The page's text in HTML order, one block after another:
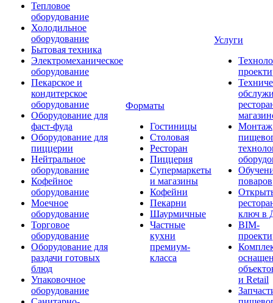
Тепловое
оборудование
Холодильное
оборудование
Бытовая техника
Электромеханическое
оборудование
Пекарское и
кондитерское
оборудование
Оборудование для
фаст-фуда
Оборудование для
пиццерии
Нейтральное
оборудование
Кофейное
оборудование
Моечное
оборудование
Торговое
оборудование
Оборудование для
раздачи готовых
блюд
Упаковочное
оборудование
Форматы
Гостиницы
Столовая
Ресторан
Пиццерия
Супермаркеты
и магазины
Кофейни
Пекарни
Шаурмичные
Частные
кухни
премиум-
класса
Услуги
Монтаж
поваров
ключ в
BIM-
и Retail